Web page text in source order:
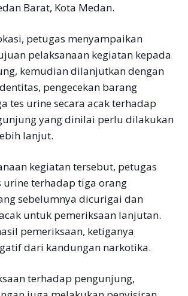
Barat, Kota Medan.
petugas menyampaikan
pelaksanaan kegiatan kepada
kemudian dilanjutkan dengan
pengecekan barang
tes urine secara acak terhadap
yang dinilai perlu dilakukan
lanjut.
kegiatan tersebut, petugas
urine terhadap tiga orang
sebelumnya dicurigai dan
untuk pemeriksaan lanjutan.
pemeriksaan, ketiganya
dari kandungan narkotika.
terhadap pengunjung,